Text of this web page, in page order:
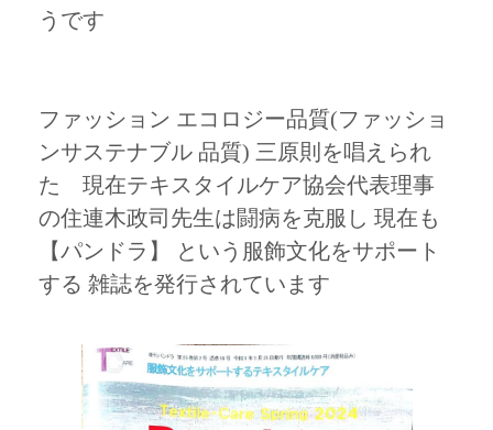
うです
ファッション エコロジー品質(ファッショ
ンサステナブル 品質) 三原則を唱えられ
た 現在テキスタイルケア協会代表理事
の住連木政司先生は闘病を克服し 現在も
【パンドラ】 という服飾文化をサポート
する 雑誌を発行されています